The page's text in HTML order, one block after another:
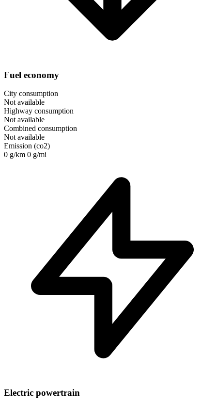
Fuel economy
City consumption
Not available
Highway consumption
Not available
Combined consumption
Not available
Emission (co2)
0 g/km 0 g/mi
Electric powertrain